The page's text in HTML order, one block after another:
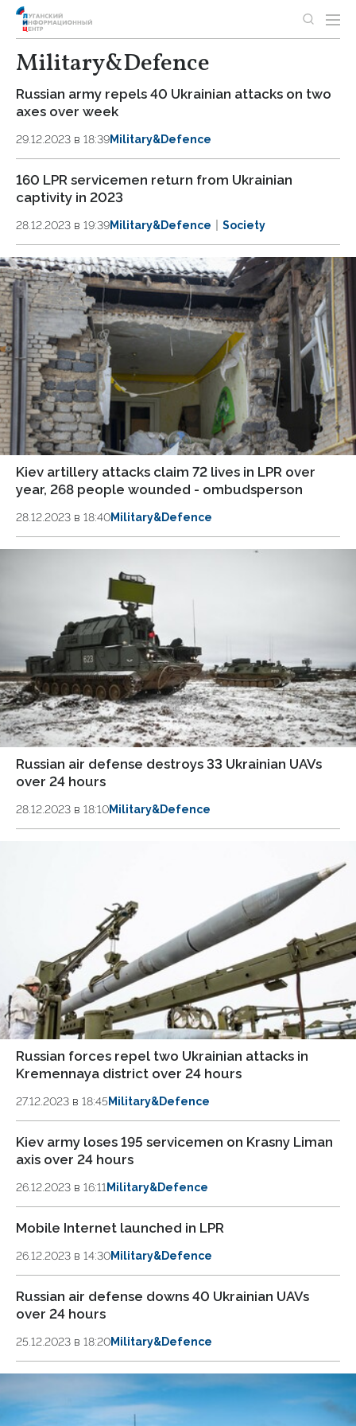
Military&Defence
Russian army repels 40 Ukrainian attacks on two
axes over week
29.12.2023 в 18:39Military&Defence
160 LPR servicemen return from Ukrainian
captivity in 2023
28.12.2023 в 19:39Military&Defence Society
Kiev artillery attacks claim 72 lives in LPR over
year, 268 people wounded - ombudsperson
28.12.2023 в 18:40Military&Defence
Russian air defense destroys 33 Ukrainian UAVs
over 24 hours
28.12.2023 в 18:10Military&Defence
Russian forces repel two Ukrainian attacks in
Kremennaya district over 24 hours
27.12.2023 в 18:45 Military&Defence
Kiev army loses 195 servicemen on Krasny Liman
axis over 24 hours
26.12.2023 в 16:11 Military&Defence
Mobile Internet launched in LPR
26.12.2023 в 14:30Military&Defence
Russian air defense downs 40 Ukrainian UAVs
over 24 hours
25.12.2023 в 18:20Military&Defence